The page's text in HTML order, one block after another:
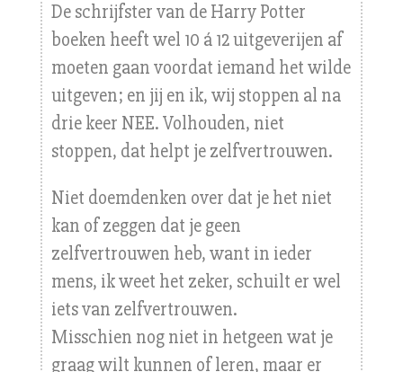
De schrijfster van de Harry Potter
boeken heeft wel 10 á 12 uitgeverijen af
moeten gaan voordat iemand het wilde
uitgeven; en jij en ik, wij stoppen al na
drie keer NEE. Volhouden, niet
stoppen, dat helpt je zelfvertrouwen.
Niet doemdenken over dat je het niet
kan of zeggen dat je geen
zelfvertrouwen heb, want in ieder
mens, ik weet het zeker, schuilt er wel
iets van zelfvertrouwen.
Misschien nog niet in hetgeen wat je
graag wilt kunnen of leren, maar er